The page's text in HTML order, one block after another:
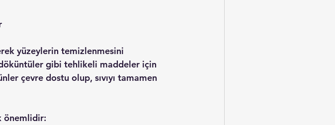
yüzeylerin temizlenmesini
gibi tehlikeli maddeler için
çevre dostu olup, sıvıyı tamamen
önemlidir: